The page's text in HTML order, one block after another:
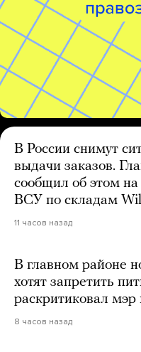
В России снимут
выдачи заказов.
сообщил об этом
ВСУ по складам
11 часов назад
В главном районе
хотят запретить
раскритиковал
8 часов назад